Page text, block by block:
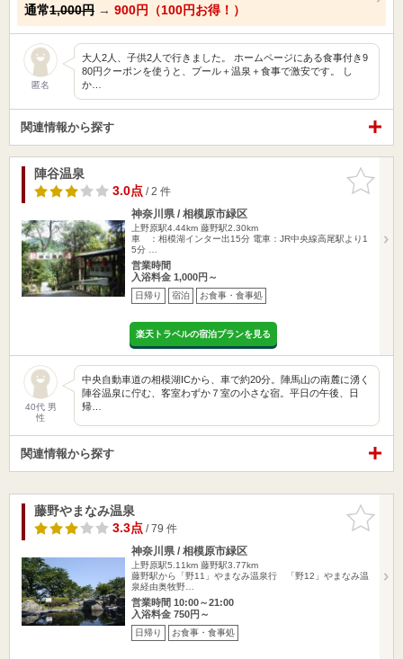
通常1,000円 → 900円（100円お得！）
匿名
大人2人、子供2人で行きました。 ホームページにある食事付き9
80円クーポンを使うと、プール＋温泉＋食事で激安です。 し
か…
関連情報から探す
お気に入
りに追加
陣谷温泉
3.0点/ 2 件
神奈川県 / 相模原市緑区
上野原駅4.44km 藤野駅2.30km
車 ：相模湖インター出15分 電車：JR中央線高尾駅より1
5分 …
営業時間
入浴料金 1,000円～
日帰り 宿泊 お食事・食事処
楽天トラベルの宿泊プランを見る
40代 男
性
中央自動車道の相模湖ICから、車で約20分。陣馬山の南麓に湧く
陣谷温泉に佇む、客室わずか７室の小さな宿。平日の午後、日
帰…
関連情報から探す
お気に入
りに追加
藤野やまなみ温泉
3.3点/ 79 件
神奈川県 / 相模原市緑区
上野原駅5.11km 藤野駅3.77km
藤野駅から「野11」やまなみ温泉行 「野12」やまなみ温
泉経由奥牧野…
営業時間 10:00～21:00
入浴料金 750円～
日帰り お食事・食事処